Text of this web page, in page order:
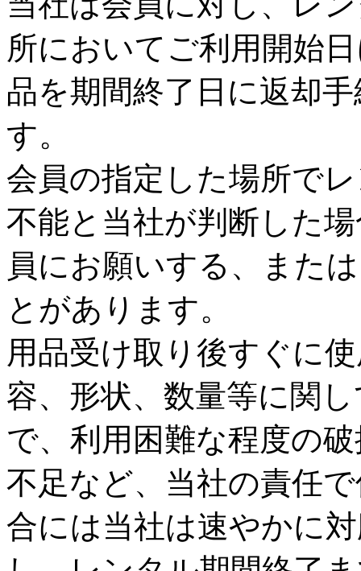
所においてご利用開始
品を期間終了日に返却
す。
会員の指定した場所で
不能と当社が判断した
員にお願いする、また
とがあります。
用品受け取り後すぐに
容、形状、数量等に関
で、利用困難な程度の
不足など、当社の責任
合には当社は速やかに